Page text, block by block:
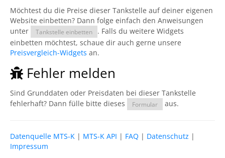
Möchtest du die Preise dieser Tankstelle auf deiner eigenen
Website einbetten? Dann folge einfach den Anweisungen
unter
Tankstelle einbetten
. Falls du weitere Widgets
einbetten möchtest, schaue dir auch gerne unsere
Preisvergleich-Widgets an.
Fehler melden
Sind Grunddaten oder Preisdaten bei dieser Tankstelle
fehlerhaft? Dann fülle bitte dieses
Formular aus.
Datenquelle MTS-K | MTS-K API | FAQ | Datenschutz |
Impressum